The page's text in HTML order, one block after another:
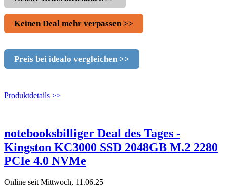
Keinen Deal mehr verpassen >>
Preis bei idealo vergleichen >>
Produktdetails >>
notebooksbilliger Deal des Tages -
Kingston KC3000 SSD 2048GB M.2 2280
PCIe 4.0 NVMe
Online seit Mittwoch, 11.06.25